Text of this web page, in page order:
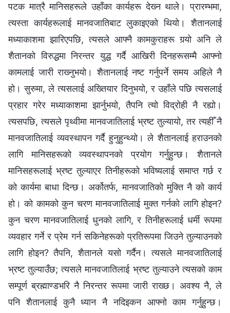
पटक मात्रै मानिसहरूले उहाँका कार्यहरू देख्‍न थाले। प्रारम्‍भमा,
त्यस्ता कार्यहरूलाई मानवजातिबाट लुकाइएको थियो। शैतानलाई
मध्याकाशमा झारिएपछि, त्यसले आफ्‍नै कामकुराहरू गर्‍यो अनि ले
शैतानको विरुद्धमा निरन्तर युद्ध गर्दै आखिरी दिनहरूसम्‍मै आफ्‍नो
कामलाई जारी राख्‍नुभयो। शैतानलाई नष्ट गर्नुपर्ने समय अहिले नै
हो। सुरुमा, ले त्यसलाई अख्तियार दिनुभयो, र उहाँले पछि त्यसलाई
प्रहार गरेर मध्याकाशमा झार्नुभयो, तैपनि त्यो विद्रोही नै रह्यो।
त्यसपछि, त्यसले पृथ्वीमा मानवजातिलाई भ्रष्ट तुल्यायो, तर त्यहीँ नै
मानवजातिलाई व्यवस्थापन गर्दै हुनुहुन्थ्यो। ले शैतानलाई हराउनको
लागि मानिसहरूको व्यवस्थापनको प्रयोग गर्नुहुन्छ। शैतानले
मानिसहरूलाई भ्रष्ट तुल्याएर तिनीहरूको भविष्यलाई समाप्त गर्छ र
को कार्यमा बाधा दिन्छ। अर्कोतर्फ, मानवजातिको मुक्ति नै को कार्य
हो। को कामको कुन चरण मानवजातिलाई मुक्त गर्नको लागि होइन?
कुन चरण मानवजातिलाई धुनको लागि, र तिनीहरूलाई धर्मी रूपमा
व्यवहार गर्ने र प्रेम गर्न सकिनेहरूको प्रतिरूपमा जिउने तुल्याउनको
लागि होइन? तैपनि, शैतानले यसो गर्दैन। त्यसले मानवजातिलाई
भ्रष्ट तुल्याउँछ; त्यसले मानवजातिलाई भ्रष्ट तुल्याउने त्यसको काम
सम्पूर्ण ब्रह्माण्डभरि नै निरन्तर रूपमा जारी राख्छ। अवश्‍य नै, ले
पनि शैतानलाई कुनै ध्यान नै नदिइकन आफ्‍नो काम गर्नुहुन्छ।